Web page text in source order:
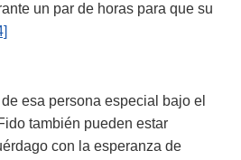
un par de horas para que su
esa persona especial bajo el
también pueden estar
con la esperanza de